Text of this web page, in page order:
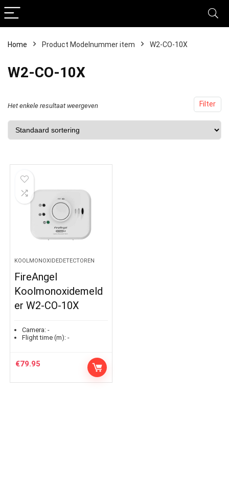
Home Product Modelnummer item ‎W2-CO-10X
‎W2-CO-10X
Filter
Het enkele resultaat weergeven
KOOLMONOXIDEDETECTOREN
FireAngel
Koolmonoxidemeld
er W2-CO-10X
Camera: -
Flight time (m): -
€79.95